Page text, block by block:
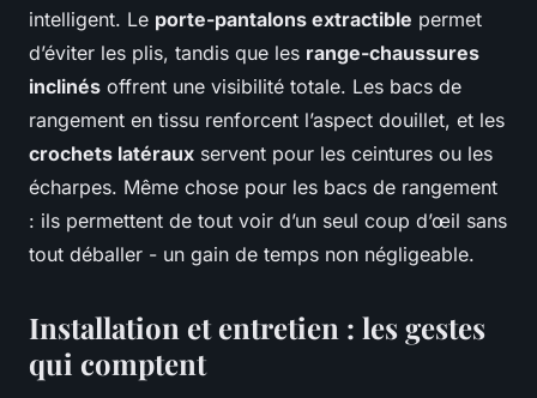
intelligent. Le porte-pantalons extractible permet
d’éviter les plis, tandis que les range-chaussures
inclinés offrent une visibilité totale. Les bacs de
rangement en tissu renforcent l’aspect douillet, et les
crochets latéraux servent pour les ceintures ou les
écharpes. Même chose pour les bacs de rangement
: ils permettent de tout voir d’un seul coup d’œil sans
tout déballer - un gain de temps non négligeable.
Installation et entretien : les gestes
qui comptent